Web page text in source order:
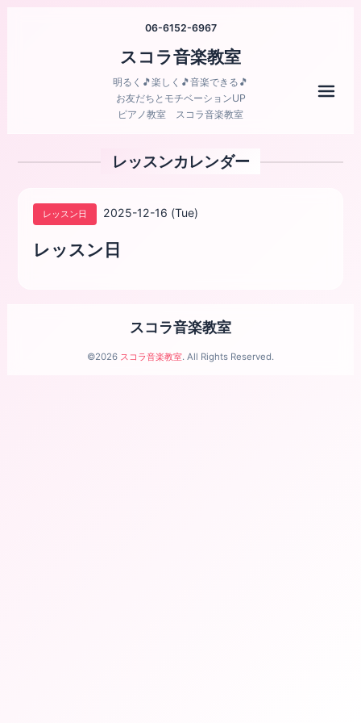
06-6152-6967
スコラ音楽教室
明るく🎵楽しく🎵音楽できる🎵
お友だちとモチベーションUP
ピアノ教室 スコラ音楽教室
レッスンカレンダー
レッスン日 2025-12-16 (Tue)
レッスン日
スコラ音楽教室
©2026 スコラ音楽教室. All Rights Reserved.